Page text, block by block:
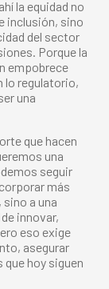
la equidad no
inclusión, sino
del sector
Porque la
empobrece
lo regulatorio,
una
que hacen
una
seguir
más
a una
innovar,
eso exige
asegurar
hoy siguen